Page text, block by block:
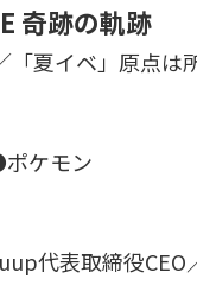
奇跡の軌跡
「夏イベ」原点は
ケモン
代表取締役CEO